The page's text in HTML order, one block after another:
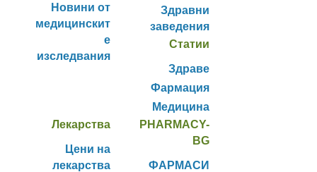
Новини от
медицинскит
е
изследвания
Здравни
заведения
Статии
Здраве
Фармация
Медицина
Лекарства
Цени на
лекарства
PHARMACY-
BG
ФАРМАСИ